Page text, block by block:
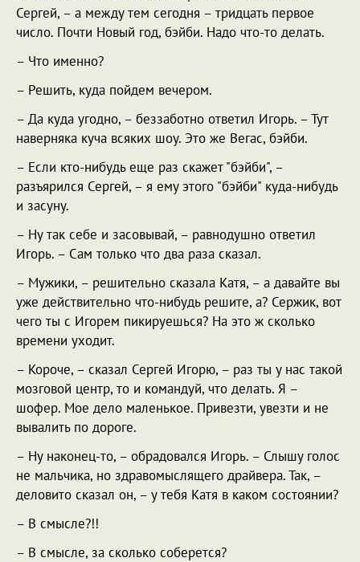
Сергей, – а между тем сегодня – тридцать первое
число. Почти Новый год, бэйби. Надо что-то делать.
– Что именно?
– Решить, куда пойдем вечером.
– Да куда угодно, – беззаботно ответил Игорь. – Тут
наверняка куча всяких шоу. Это же Вегас, бэйби.
– Если кто-нибудь еще раз скажет "бэйби", –
разъярился Сергей, – я ему этого "бэйби" куда-нибудь
и засуну.
– Ну так себе и засовывай, – равнодушно ответил
Игорь. – Сам только что два раза сказал.
– Мужики, – решительно сказала Катя, – а давайте вы
уже действительно что-нибудь решите, а? Сержик, вот
чего ты с Игорем пикируешься? На это ж сколько
времени уходит.
– Короче, – сказал Сергей Игорю, – раз ты у нас такой
мозговой центр, то и командуй, что делать. Я –
шофер. Мое дело маленькое. Привезти, увезти и не
вывалить по дороге.
– Ну наконец-то, – обрадовался Игорь. – Слышу голос
не мальчика, но здравомыслящего драйвера. Так, –
деловито сказал он, – у тебя Катя в каком состоянии?
– В смысле?!!
– В смысле, за сколько соберется?